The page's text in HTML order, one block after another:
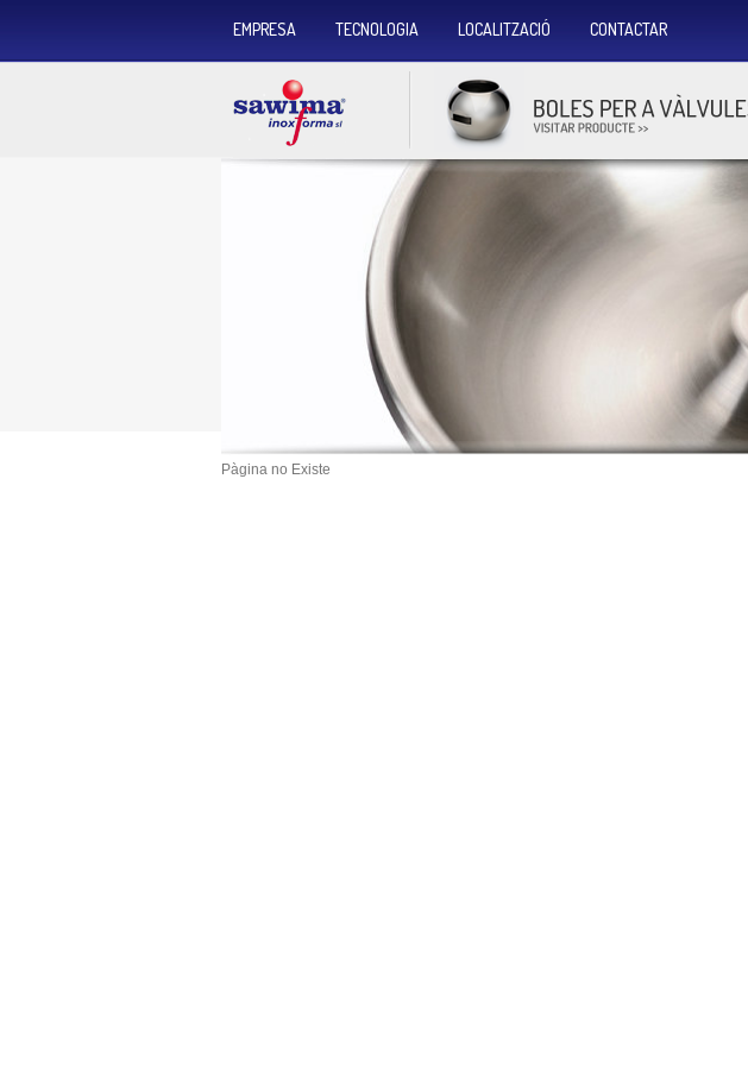
EMPRESA TECNOLOGIA LOCALITZACIÓ CONTACTAR
Pàgina no Existe